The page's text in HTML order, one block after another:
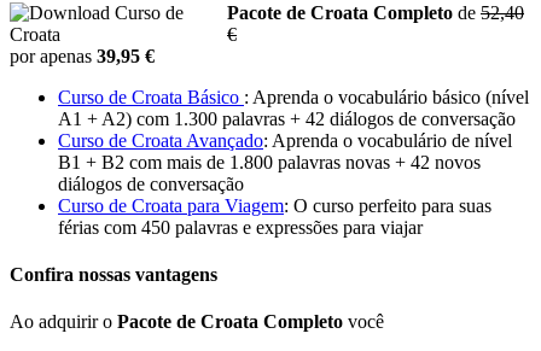
Pacote de Croata Completo de 52,40
€
por apenas 39,95 €
Curso de Croata Básico : Aprenda o vocabulário básico (nível
A1 + A2) com 1.300 palavras + 42 diálogos de conversação
Curso de Croata Avançado: Aprenda o vocabulário de nível
B1 + B2 com mais de 1.800 palavras novas + 42 novos
diálogos de conversação
Curso de Croata para Viagem: O curso perfeito para suas
férias com 450 palavras e expressões para viajar
Confira nossas vantagens
Ao adquirir o Pacote de Croata Completo você